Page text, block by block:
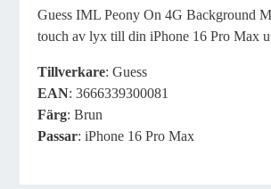
Guess IML Peony On 4G Background
touch av lyx till din iPhone 16 Pro Max
Tillverkare: Guess
EAN: 3666339300081
Färg: Brun
Passar: iPhone 16 Pro Max